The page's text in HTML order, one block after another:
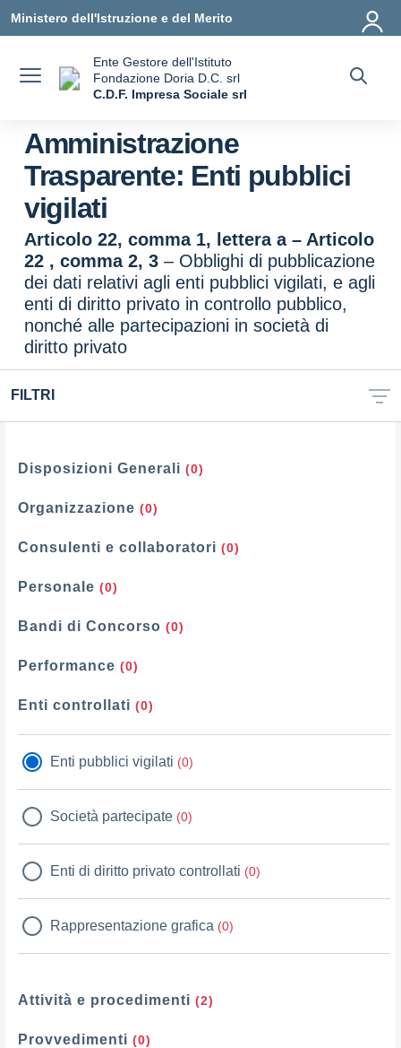
Ministero dell'Istruzione e del Merito
Ente Gestore dell'Istituto
Fondazione Doria D.C. srl
C.D.F. Impresa Sociale srl
Amministrazione
Trasparente: Enti pubblici
vigilati
Articolo 22, comma 1, lettera a – Articolo
22 , comma 2, 3 – Obblighi di pubblicazione
dei dati relativi agli enti pubblici vigilati, e agli
enti di diritto privato in controllo pubblico,
nonché alle partecipazioni in società di
diritto privato
FILTRI
Filtri
Disposizioni Generali (0)
Organizzazione (0)
Consulenti e collaboratori (0)
Personale (0)
Bandi di Concorso (0)
Performance (0)
Enti controllati (0)
Enti pubblici vigilati (0)
Società partecipate (0)
Enti di diritto privato controllati (0)
Rappresentazione grafica (0)
Attività e procedimenti (2)
Provvedimenti (0)